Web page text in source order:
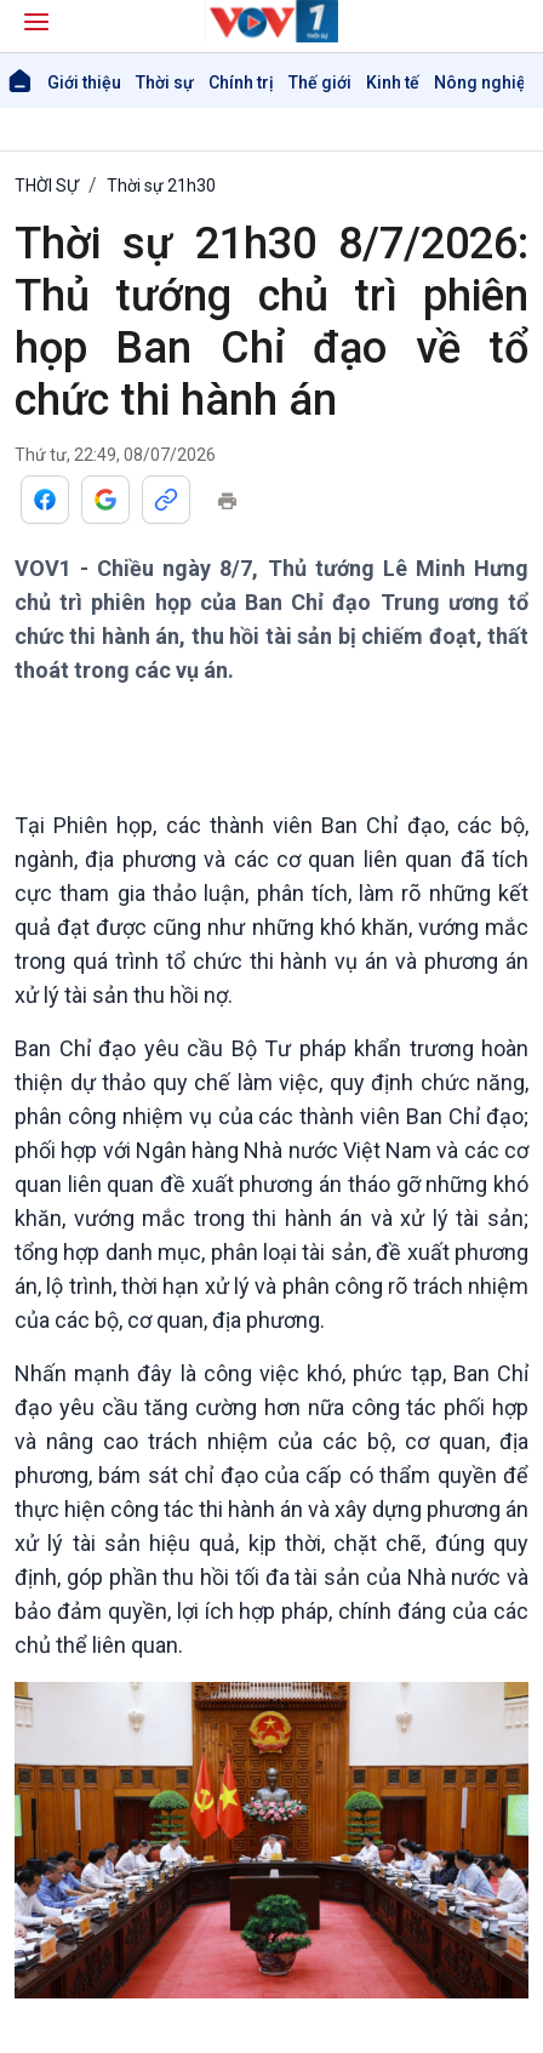
Giới thiệu Thời sự Chính trị Thế giới Kinh tế Nông nghiệp
Giới thiệu
Thời sự 12h
Thời sự 18h
Thời sự 21h30
Chính trị
Tin Chính trị
Chính phủ với người dân
Quốc hội với cử tri
Xây dựng đảng
Đảng trong cuộc sống
Nhận diện sự thật
Pháp luật và đời sống
Tin thế giới
Vấn đề quốc tế
Hồ sơ sự kiện quốc tế
Thế giới & Việt Nam
Biên cương - Một dải vững
bền
Kinh tế
Tin Kinh tế
Trước giờ mở cửa
Dòng chảy Kinh tế
Sức sống hàng Việt
Khởi nghiệp
Tuyên chiến với gian lận
thương mại
Nông nghiệp & Biển đảo
Tin Nông nghiệp & Biển
đảo
Mùa vàng
đảo
Tìm hiểu biển, đảo Việt
Nam
THỜI SỰ Thời sự 21h30
Thời sự 21h30 8/7/2026:
Thủ tướng chủ trì phiên
họp Ban Chỉ đạo về tổ
chức thi hành án
Thứ tư, 22:49, 08/07/2026
VOV1 - Chiều ngày 8/7, Thủ tướng Lê Minh Hưng
chủ trì phiên họp của Ban Chỉ đạo Trung ương tổ
chức thi hành án, thu hồi tài sản bị chiếm đoạt, thất
thoát trong các vụ án.
Tại Phiên họp, các thành viên Ban Chỉ đạo, các bộ,
ngành, địa phương và các cơ quan liên quan đã tích
cực tham gia thảo luận, phân tích, làm rõ những kết
quả đạt được cũng như những khó khăn, vướng mắc
trong quá trình tổ chức thi hành vụ án và phương án
xử lý tài sản thu hồi nợ.
Ban Chỉ đạo yêu cầu Bộ Tư pháp khẩn trương hoàn
thiện dự thảo quy chế làm việc, quy định chức năng,
phân công nhiệm vụ của các thành viên Ban Chỉ đạo;
phối hợp với Ngân hàng Nhà nước Việt Nam và các cơ
quan liên quan đề xuất phương án tháo gỡ những khó
khăn, vướng mắc trong thi hành án và xử lý tài sản;
tổng hợp danh mục, phân loại tài sản, đề xuất phương
án, lộ trình, thời hạn xử lý và phân công rõ trách nhiệm
của các bộ, cơ quan, địa phương.
Nhấn mạnh đây là công việc khó, phức tạp, Ban Chỉ
đạo yêu cầu tăng cường hơn nữa công tác phối hợp
và nâng cao trách nhiệm của các bộ, cơ quan, địa
phương, bám sát chỉ đạo của cấp có thẩm quyền để
thực hiện công tác thi hành án và xây dựng phương án
xử lý tài sản hiệu quả, kịp thời, chặt chẽ, đúng quy
định, góp phần thu hồi tối đa tài sản của Nhà nước và
bảo đảm quyền, lợi ích hợp pháp, chính đáng của các
chủ thể liên quan.